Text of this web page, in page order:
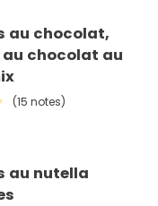
au chocolat,
chocolat au
(15 notes)
au nutella